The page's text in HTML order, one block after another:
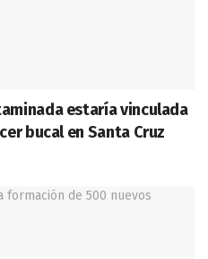
estaría vinculada
bucal en Santa Cruz